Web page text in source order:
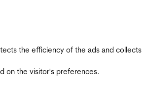
the efficiency of the ads and
on the visitor's preferences.